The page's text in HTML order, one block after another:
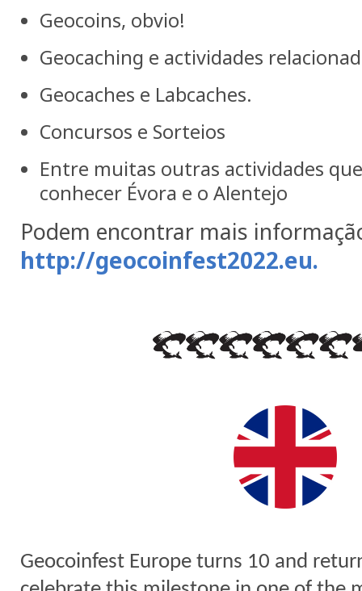
Geocoins, obvio!
Geocaching e actividades
Geocaches e Labcaches.
Concursos e Sorteios
Entre muitas outras actividades
conhecer Évora e o Alentejo
Podem encontrar mais
http://geocoinfest2022.eu.
Geocoinfest Europe turns 10 and